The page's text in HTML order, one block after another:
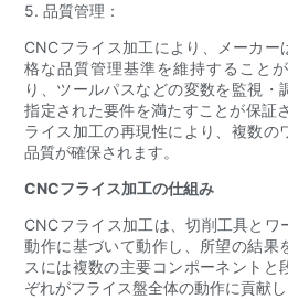
5. 品質管理：
CNCフライス加工により、メーカー
格な品質管理基準を維持すること
り、ツールパスなどの変数を監視・
指定された要件を満たすことが保証
ライス加工の再現性により、複数の
品質が確保されます。
CNCフライス加工の仕組み
CNCフライス加工は、切削工具とワ
動作に基づいて動作し、所望の結果
スには複数の主要コンポーネントと
ぞれがフライス盤全体の動作に貢献し